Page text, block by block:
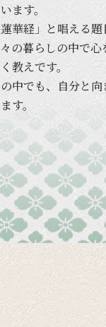
ます。
華経」と唱える題
の暮らしの中で心
教えです。
中でも、 自分と向
す。